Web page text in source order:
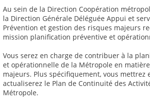
Au sein de la Direction Coopération
la Direction Générale Déléguée Appui et
Prévention et gestion des risques majeurs
mission planification préventive et
Vous serez en charge de contribuer à la
et opérationnelle de la Métropole en
majeurs. Plus spécifiquement, vous mettrez
actualiserez le Plan de Continuité des
Métropole.